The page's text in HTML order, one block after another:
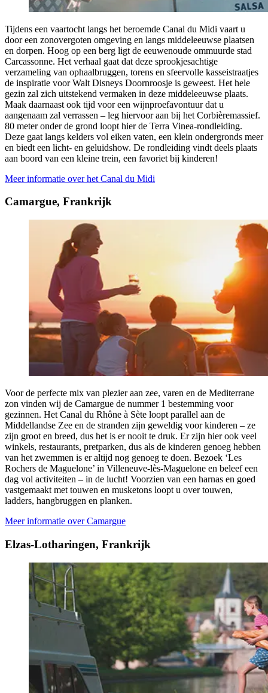
Tijdens een vaartocht langs het beroemde Canal du Midi vaart u
door een zonovergoten omgeving en langs middeleeuwse plaatsen
en dorpen. Hoog op een berg ligt de eeuwenoude ommuurde stad
Carcassonne. Het verhaal gaat dat deze sprookjesachtige
verzameling van ophaalbruggen, torens en sfeervolle kasseistraatjes
de inspiratie voor Walt Disneys Doornroosje is geweest. Het hele
gezin zal zich uitstekend vermaken in deze middeleeuwse plaats.
Maak daarnaast ook tijd voor een wijnproefavontuur dat u
aangenaam zal verrassen – leg hiervoor aan bij het Corbièremassief.
80 meter onder de grond loopt hier de Terra Vinea-rondleiding.
Deze gaat langs kelders vol eiken vaten, een klein ondergronds meer
en biedt een licht- en geluidshow. De rondleiding vindt deels plaats
aan boord van een kleine trein, een favoriet bij kinderen!
Meer informatie over het Canal du Midi
Camargue, Frankrijk
Voor de perfecte mix van plezier aan zee, varen en de Mediterrane
zon vinden wij de Camargue de nummer 1 bestemming voor
gezinnen. Het Canal du Rhône à Sète loopt parallel aan de
Middellandse Zee en de stranden zijn geweldig voor kinderen – ze
zijn groot en breed, dus het is er nooit te druk. Er zijn hier ook veel
winkels, restaurants, pretparken, dus als de kinderen genoeg hebben
van het zwemmen is er altijd nog genoeg te doen. Bezoek ‘Les
Rochers de Maguelone’ in Villeneuve-lès-Maguelone en beleef een
dag vol activiteiten – in de lucht! Voorzien van een harnas en goed
vastgemaakt met touwen en musketons loopt u over touwen,
ladders, hangbruggen en planken.
Meer informatie over Camargue
Elzas-Lotharingen, Frankrijk